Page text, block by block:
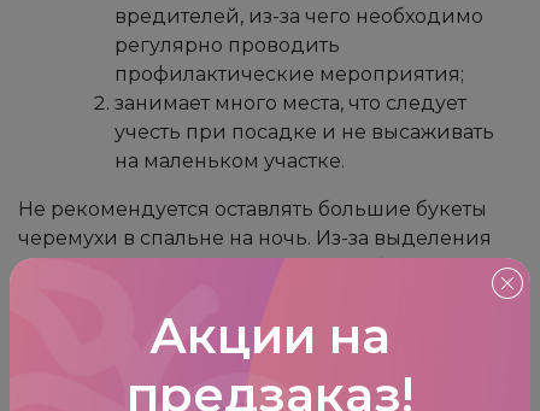
Акции на
предзаказ!
вредителей, из-за чего необходимо
регулярно проводить
профилактические мероприятия;
занимает много места, что следует
учесть при посадке и не высаживать
на маленьком участке.
Не рекомендуется оставлять большие букеты
черемухи в спальне на ночь. Из-за выделения
растением фитонцидов может разболеться
Посадка и уход:
территориальной зоны. Дерево сажают весной